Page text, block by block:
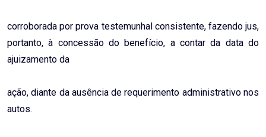
corroborada por prova testemunhal consistente, fazendo jus,
portanto, à concessão do benefício, a contar da data do
ajuizamento da
ação, diante da ausência de requerimento administrativo nos
autos.